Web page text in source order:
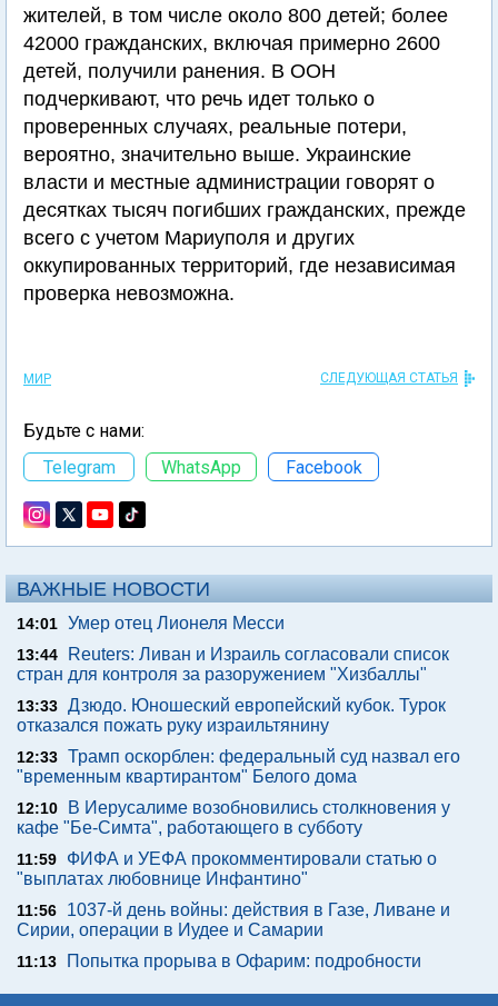
жителей, в том числе около 800 детей; более
42000 гражданских, включая примерно 2600
детей, получили ранения. В ООН
подчеркивают, что речь идет только о
проверенных случаях, реальные потери,
вероятно, значительно выше. Украинские
власти и местные администрации говорят о
десятках тысяч погибших гражданских, прежде
всего с учетом Мариуполя и других
оккупированных территорий, где независимая
проверка невозможна.
МИР СЛЕДУЮЩАЯ СТАТЬЯ
Будьте с нами:
Telegram
WhatsApp Facebook
ВАЖНЫЕ НОВОСТИ
14:01 Умер отец Лионеля Месси
13:44
Reuters: Ливан и Израиль согласовали список
стран для контроля за разоружением "Хизбаллы"
13:33 Дзюдо. Юношеский европейский кубок. Турок
отказался пожать руку израильтянину
12:33 Трамп оскорблен: федеральный суд назвал его
"временным квартирантом" Белого дома
12:10
В Иерусалиме возобновились столкновения у
кафе "Бе-Симта", работающего в субботу
11:59
ФИФА и УЕФА прокомментировали статью о
"выплатах любовнице Инфантино"
11:56
1037-й день войны: действия в Газе, Ливане и
Сирии, операции в Иудее и Самарии
11:13 Попытка прорыва в Офарим: подробности